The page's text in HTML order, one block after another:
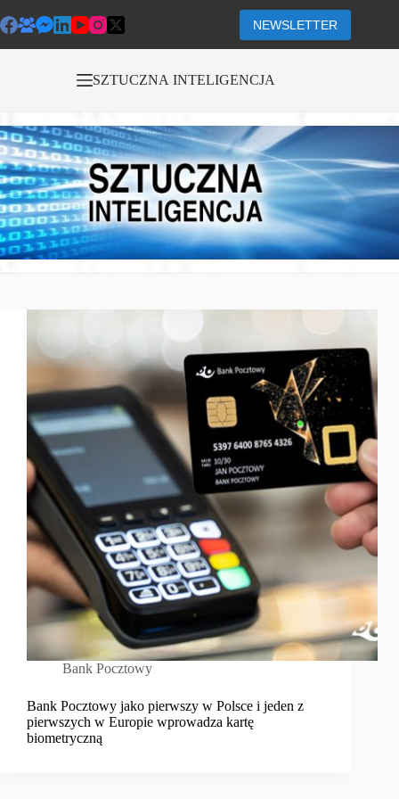
do
treści
NEWSLETTER
SZTUCZNA INTELIGENCJA
Bank Pocztowy
Bank Pocztowy jako pierwszy w Polsce i jeden z
pierwszych w Europie wprowadza kartę
biometryczną